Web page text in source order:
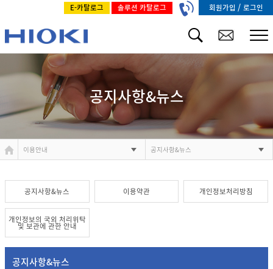
E-카탈로그 솔루션 카탈로그 회원가입 / 로그인
공지사항&뉴스
이용안내 공지사항&뉴스
공지사항&뉴스 이용약관 개인정보처리방침
개인정보의 국외 처리위탁
및 보관에 관한 안내
공지사항&뉴스